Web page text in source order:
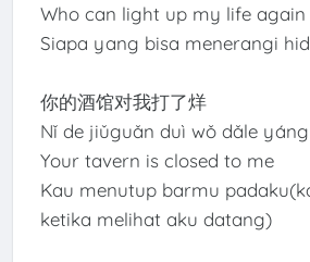
Who can light up my life again
Siapa yang bisa menerangi
你的酒馆对我打了烊
Nǐ de jiǔguǎn duì wǒ dǎle yáng
Your tavern is closed to me
Kau menutup barmu
ketika melihat aku datang)